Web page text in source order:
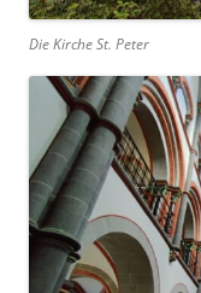
Die Kirche St. Peter